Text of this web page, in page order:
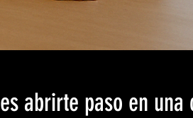
es abrirte paso en